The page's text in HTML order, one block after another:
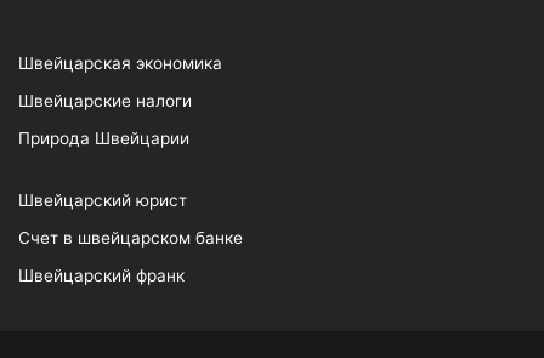
Швейцарская экономика
Швейцарские налоги
Природа Швейцарии
Швейцарский юрист
Счет в швейцарском банке
Швейцарский франк